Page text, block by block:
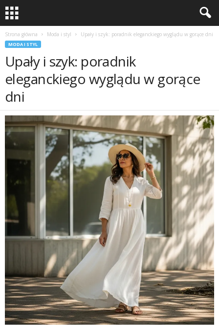
Strona główna Moda i styl Upały i szyk: poradnik eleganckiego wyglądu w gorące dni
MODA I STYL
Upały i szyk: poradnik
eleganckiego wyglądu w gorące
dni